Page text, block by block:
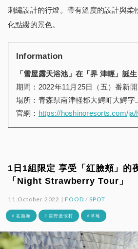
刺繡設計的行燈。帶有溫度的設計與柔
化點綴的景色。
Information
「雪屋露天浴池」在「界 津輕」誕生
期間：2022年11月25日（五）番新
場所：青森県南津軽郡大鰐町大鰐字
官網： https://hoshinoresorts.com/
1日1組限定 享受「紅臉頰」的
「Night Strawberry Tour」
11.October.2022 |FOOD /SPOT
# 在熱海 # 星野渡假村 # 草莓